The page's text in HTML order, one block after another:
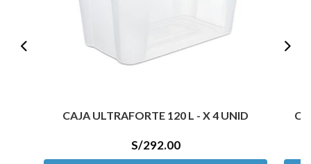
CAJA ULTRAFORTE 120 L - X 4 UNID
S/292.00